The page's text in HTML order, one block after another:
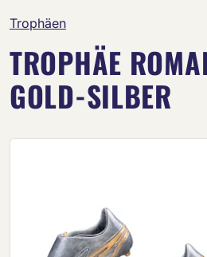
Trophäen
TROPHÄE
GOLD-SILBER